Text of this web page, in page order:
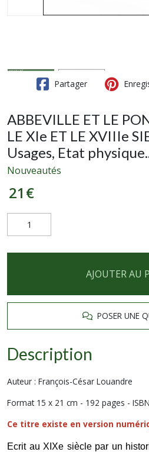
Partager
ABBEVILLE ET LE
LE XIe ET LE XVIIIe
Usages, Etat
Nouveautés
21 €
AJOUTER AU
POSER UNE
Description
Auteur : François-César Louandre
Format 15 x 21 cm - 192 pages -
Ce titre existe en version
Ecrit au XIXe siècle par un